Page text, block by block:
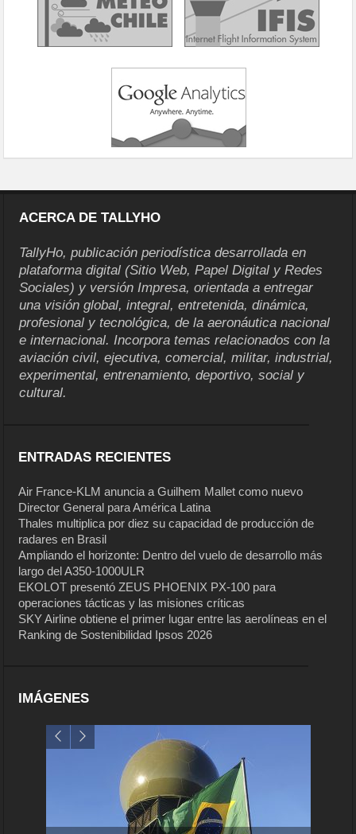
ACERCA DE TALLYHO
TallyHo, publicación periodística desarrollada en
plataforma digital (Sitio Web, Papel Digital y Redes
Sociales) y versión Impresa, orientada a entregar
una visión global, integral, entretenida, dinámica,
profesional y tecnológica, de la aeronáutica nacional
e internacional. Incorpora temas relacionados con la
aviación civil, ejecutiva, comercial, militar, industrial,
experimental, entrenamiento, deportivo, social y
cultural.
ENTRADAS RECIENTES
Air France-KLM anuncia a Guilhem Mallet como nuevo
Director General para América Latina
Thales multiplica por diez su capacidad de producción de
radares en Brasil
Ampliando el horizonte: Dentro del vuelo de desarrollo más
largo del A350-1000ULR
EKOLOT presentó ZEUS PHOENIX PX-100 para
operaciones tácticas y las misiones críticas
SKY Airline obtiene el primer lugar entre las aerolíneas en el
Ranking de Sostenibilidad Ipsos 2026
IMÁGENES